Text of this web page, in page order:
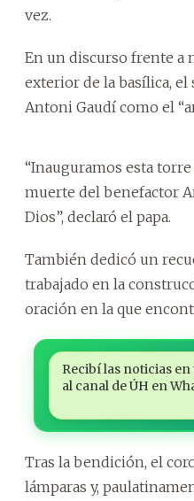
vez.
En un discurso frente a
exterior de la basílica, el
Antoni Gaudí como el
“Inauguramos esta
muerte del benefactor
Dios”, declaró el papa.
También dedicó un
trabajado en la
oración en la que
Recibí las noticias
al canal de ÚH en
Tras la bendición, el
lámparas y,